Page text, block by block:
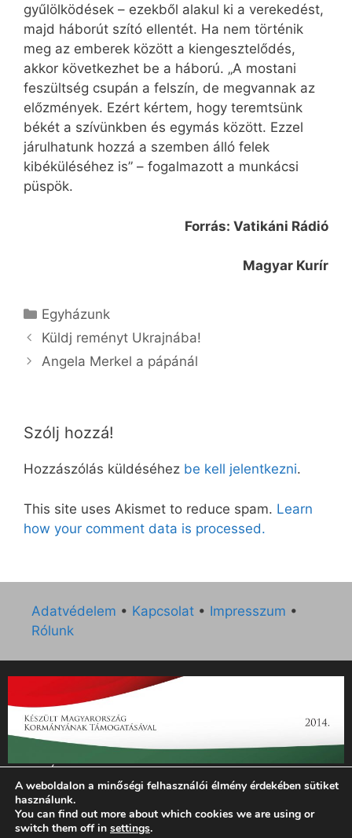
gyűlölködések – ezekből alakul ki a verekedést,
majd háborút szító ellentét. Ha nem történik
meg az emberek között a kiengesztelődés,
akkor következhet be a háború. „A mostani
feszültség csupán a felszín, de megvannak az
előzmények. Ezért kértem, hogy teremtsünk
békét a szívünkben és egymás között. Ezzel
járulhatunk hozzá a szemben álló felek
kibéküléséhez is” – fogalmazott a munkácsi
püspök.
Forrás: Vatikáni Rádió
Magyar Kurír
Kategória
Egyházunk
Küldj reményt Ukrajnába!
Angela Merkel a pápánál
Szólj hozzá!
Hozzászólás küldéséhez be kell jelentkezni.
This site uses Akismet to reduce spam. Learn
how your comment data is processed.
Adatvédelem • Kapcsolat • Impresszum •
Rólunk
„Az Új Ember katolikus hetilap 2014. évi működésének
támogatását az EGYH-KCP-14-P-0121 sz. támogatási
szerződés keretében 3 000 000 Ft összegben támogatta az
Emberi Erőforrások Minisztériuma.”
A weboldalon a minőségi felhasználói élmény érdekében sütiket
használunk.
You can find out more about which cookies we are using or
switch them off in settings.